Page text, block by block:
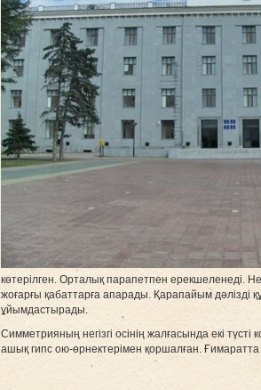
көтерілген. Орталық парапетпен ерекшеленеді.
жоғарғы қабаттарға апарады. Қарапайым
ұйымдастырады.
Симметрияның негізгі осінің жалғасында екі
ашық гипс ою-өрнектерімен қоршалған.